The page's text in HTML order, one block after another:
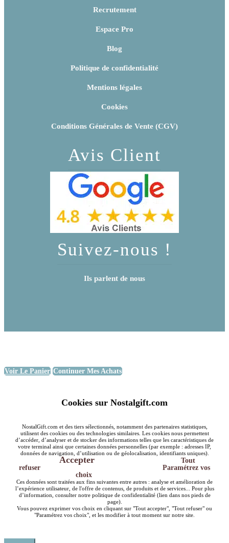
Recrutement
Espace Pro
Blog
Politique de confidentialité
Mentions légales
Cookies
Conditions Générales de Vente (CGV)
Avis Client
Suivez-nous !
Ils parlent de nous
Voir Le Panier Continuer Mes Achats
Cookies sur Nostalgift.com
NostalGift.com et des tiers sélectionnés, notamment des partenaires statistiques,
utilisent des cookies ou des technologies similaires. Les cookies nous permettent
d’accéder, d’analyser et de stocker des informations telles que les caractéristiques de
votre terminal ainsi que certaines données personnelles (par exemple : adresses IP,
données de navigation, d’utilisation ou de géolocalisation, identifiants uniques).
Accepter
Tout
refuser
Paramétrez vos
choix
Ces données sont traitées aux fins suivantes entre autres : analyse et amélioration de
l’expérience utilisateur, de l'offre de contenus, de produits et de services... Pour plus
d’information, consulter notre politique de confidentialité (lien dans nos pieds de
page).
Vous pouvez exprimer vos choix en cliquant sur "Tout accepter", "Tout refuser" ou
"Paramétrez vos choix", et les modifier à tout moment sur notre site.